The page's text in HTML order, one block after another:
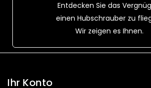
Entdecken Sie das
einen Hubschrauber zu
Wir zeigen es Ihnen.
Ihr Konto